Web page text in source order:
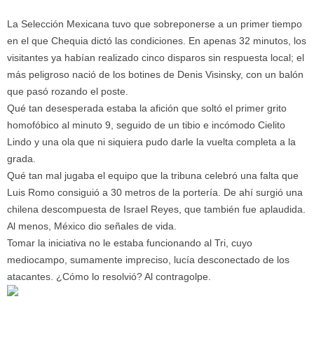
La Selección Mexicana tuvo que sobreponerse a un primer tiempo
en el que Chequia dictó las condiciones. En apenas 32 minutos, los
visitantes ya habían realizado cinco disparos sin respuesta local; el
más peligroso nació de los botines de Denis Visinsky, con un balón
que pasó rozando el poste.
Qué tan desesperada estaba la afición que soltó el primer grito
homofóbico al minuto 9, seguido de un tibio e incómodo Cielito
Lindo y una ola que ni siquiera pudo darle la vuelta completa a la
grada.
Qué tan mal jugaba el equipo que la tribuna celebró una falta que
Luis Romo consiguió a 30 metros de la portería. De ahí surgió una
chilena descompuesta de Israel Reyes, que también fue aplaudida.
Al menos, México dio señales de vida.
Tomar la iniciativa no le estaba funcionando al Tri, cuyo
mediocampo, sumamente impreciso, lucía desconectado de los
atacantes. ¿Cómo lo resolvió? Al contragolpe.